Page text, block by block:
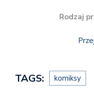
Rodzaj
TAGS: komiksy